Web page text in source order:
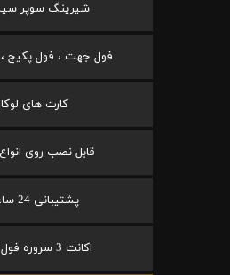
شیرینگ سوپر
فول جهت ، فول پکیج ،
کارت های
قابل نصب روی
پشتیبانی 24 ساعته
اکانت 3 سروره فول آپشن